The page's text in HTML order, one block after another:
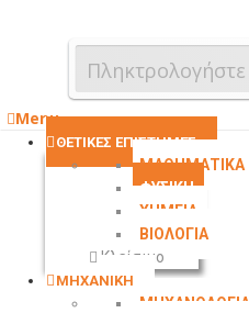
Menu
ΘΕΤΙΚΕΣ ΕΠΙΣΤΗΜΕΣ
ΜΑΘΗΜΑΤΙΚΑ
ΦΥΣΙΚΗ
ΧΗΜΕΙΑ
ΒΙΟΛΟΓΙΑ
Κλείσιμο
ΜΗΧΑΝΙΚΗ
ΜΗΧΑΝΟΛΟΓΙΑ